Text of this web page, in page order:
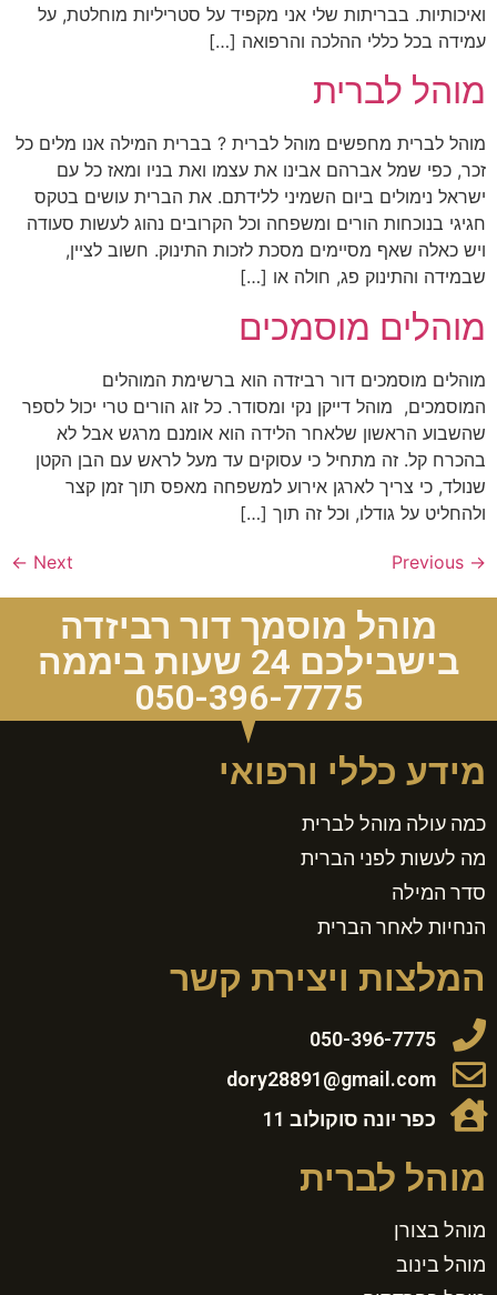
ואיכותיות. בבריתות שלי אני מקפיד על סטריליות מוחלטת, על
עמידה בכל כללי ההלכה והרפואה […]
מוהל לברית
מוהל לברית מחפשים מוהל לברית ? בברית המילה אנו מלים כל
זכר, כפי שמל אברהם אבינו את עצמו ואת בניו ומאז כל עם
ישראל נימולים ביום השמיני ללידתם. את הברית עושים בטקס
חגיגי בנוכחות הורים ומשפחה וכל הקרובים נהוג לעשות סעודה
ויש כאלה שאף מסיימים מסכת לזכות התינוק. חשוב לציין,
שבמידה והתינוק פג, חולה או […]
מוהלים מוסמכים
מוהלים מוסמכים דור רביזדה הוא ברשימת המוהלים
המוסמכים, מוהל דייקן נקי ומסודר. כל זוג הורים טרי יכול לספר
שהשבוע הראשון שלאחר הלידה הוא אומנם מרגש אבל לא
בהכרח קל. זה מתחיל כי עסוקים עד מעל לראש עם הבן הקטן
שנולד, כי צריך לארגן אירוע למשפחה מאפס תוך זמן קצר
ולהחליט על גודלו, וכל זה תוך […]
→
Next
←
מוהל מוסמך דור רביזדה
בישבילכם 24 שעות ביממה
050-396-7775
מידע כללי ורפואי
כמה עולה מוהל לברית
מה לעשות לפני הברית
סדר המילה
הנחיות לאחר הברית
המלצות ויצירת קשר
050-396-7775
dory28891@gmail.com
כפר יונה סוקולוב 11
מוהל לברית
מוהל בצורן
מוהל בינוב